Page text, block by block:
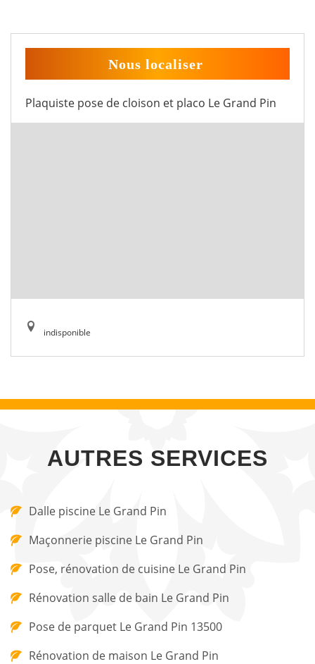
Nous localiser
Plaquiste pose de cloison et placo Le Grand Pin
indisponible
AUTRES SERVICES
Dalle piscine Le Grand Pin
Maçonnerie piscine Le Grand Pin
Pose, rénovation de cuisine Le Grand Pin
Rénovation salle de bain Le Grand Pin
Pose de parquet Le Grand Pin 13500
Rénovation de maison Le Grand Pin